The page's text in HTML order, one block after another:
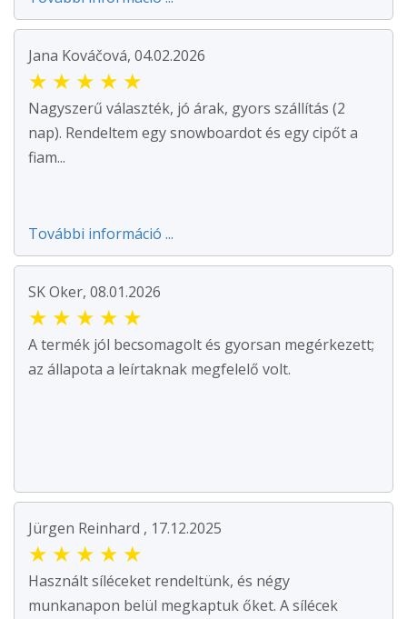
Jana Kováčová, 04.02.2026
★ ★ ★ ★ ★
Nagyszerű választék, jó árak, gyors szállítás (2
nap). Rendeltem egy snowboardot és egy cipőt a
fiam...
További információ ...
SK Oker, 08.01.2026
★ ★ ★ ★ ★
A termék jól becsomagolt és gyorsan megérkezett;
az állapota a leírtaknak megfelelő volt.
Jürgen Reinhard , 17.12.2025
★ ★ ★ ★ ★
Használt síléceket rendeltünk, és négy
munkanapon belül megkaptuk őket. A sílécek